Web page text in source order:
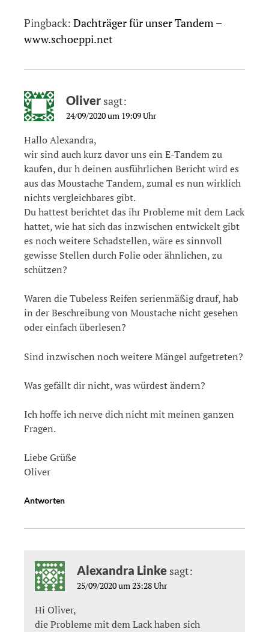
Pingback: Dachträger für unser Tandem –
www.schoeppi.net
Oliver sagt:
24/09/2020 um 19:09 Uhr
Hallo Alexandra,
wir sind auch kurz davor uns ein E-Tandem zu
kaufen, dur h deinen ausführlichen Bericht wird es
aus das Moustache Tandem, zumal es nun wirklich
nichts vergleichbares gibt.
Du hattest berichtet das ihr Probleme mit dem Lack
hattet, wie hat sich das inzwischen entwickelt gibt
es noch weitere Schadstellen, wäre es sinnvoll
gewisse Stellen durch Folie oder ähnlichen, zu
schützen?
Waren die Tubeless Reifen serienmäßig drauf, hab
in der Beschreibung von Moustache nicht gesehen
oder einfach überlesen?
Sind inzwischen noch weitere Mängel aufgetreten?
Was gefällt dir nicht, was würdest ändern?
Ich hoffe ich nerve dich nicht mit meinen ganzen
Fragen.
Liebe Grüße
Oliver
Antworten
Alexandra Linke sagt:
25/09/2020 um 23:28 Uhr
Hi Oliver,
die Probleme mit dem Lack haben sich